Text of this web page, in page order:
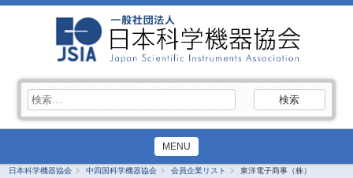
索:
MENU
日本科学機器協会 中四国科学機器協会 会員企業リスト 東洋電子商事（株）